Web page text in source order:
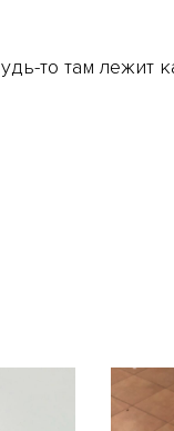
то там лежит